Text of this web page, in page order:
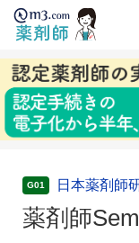
G01 日本薬剤師
薬剤師